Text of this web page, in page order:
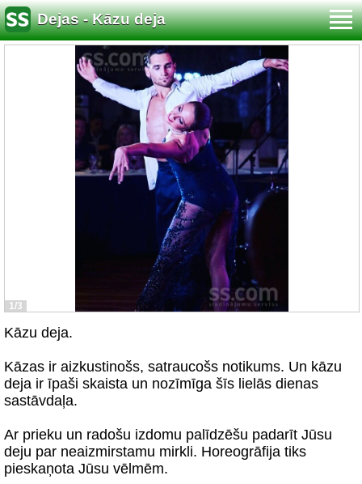
Dejas - Kāzu deja
1/3
Kāzu deja.
Kāzas ir aizkustinošs, satraucošs notikums. Un kāzu
deja ir īpaši skaista un nozīmīga šīs lielās dienas
sastāvdaļa.
Ar prieku un radošu izdomu palīdzēšu padarīt Jūsu
deju par neaizmirstamu mirkli. Horeogrāfija tiks
pieskaņota Jūsu vēlmēm.